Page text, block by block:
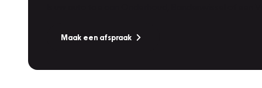
Maak een afspraak